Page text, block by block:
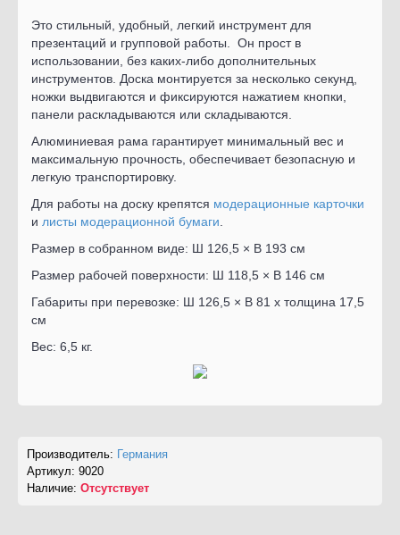
Это стильный, удобный, легкий инструмент для
презентаций и групповой работы. Он прост в
использовании, без каких-либо дополнительных
инструментов. Доска монтируется за несколько секунд,
ножки выдвигаются и фиксируются нажатием кнопки,
панели раскладываются или складываются.
Алюминиевая рама гарантирует минимальный вес и
максимальную прочность, обеспечивает безопасную и
легкую транспортировку.
Для работы на доску крепятся модерационные карточки
и листы модерационной бумаги
Размер в собранном виде: Ш 126,5 × В 193 см
Размер рабочей поверхности: Ш 118,5 × В 146 см
Габариты при перевозке: Ш 126,5 × В 81 х толщина 17,5
см
Вес: 6,5 кг.
Производитель: Германия
Артикул: 9020
Наличие: Отсутствует